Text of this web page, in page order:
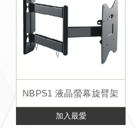
NBPS1 液晶螢幕旋臂架
加入最愛